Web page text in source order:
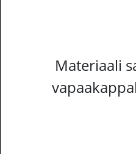
Materiaali